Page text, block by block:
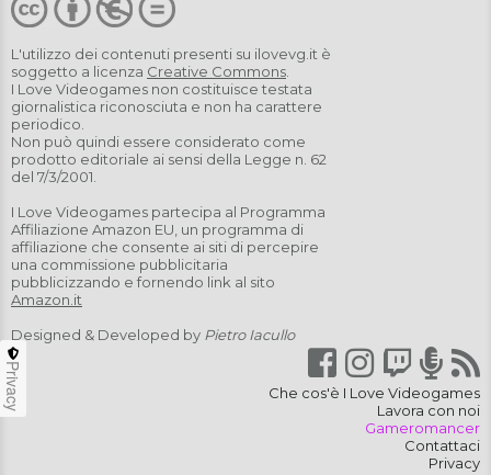
L'utilizzo dei contenuti presenti su ilovevg.it è
soggetto a licenza Creative Commons.
I Love Videogames non costituisce testata
giornalistica riconosciuta e non ha carattere
periodico.
Non può quindi essere considerato come
prodotto editoriale ai sensi della Legge n. 62
del 7/3/2001.
I Love Videogames partecipa al Programma
Affiliazione Amazon EU, un programma di
affiliazione che consente ai siti di percepire
una commissione pubblicitaria
pubblicizzando e fornendo link al sito
Amazon.it
Designed & Developed by Pietro Iacullo
Che cos'è I Love Videogames
Lavora con noi
Gameromancer
Contattaci
Privacy
Privacy